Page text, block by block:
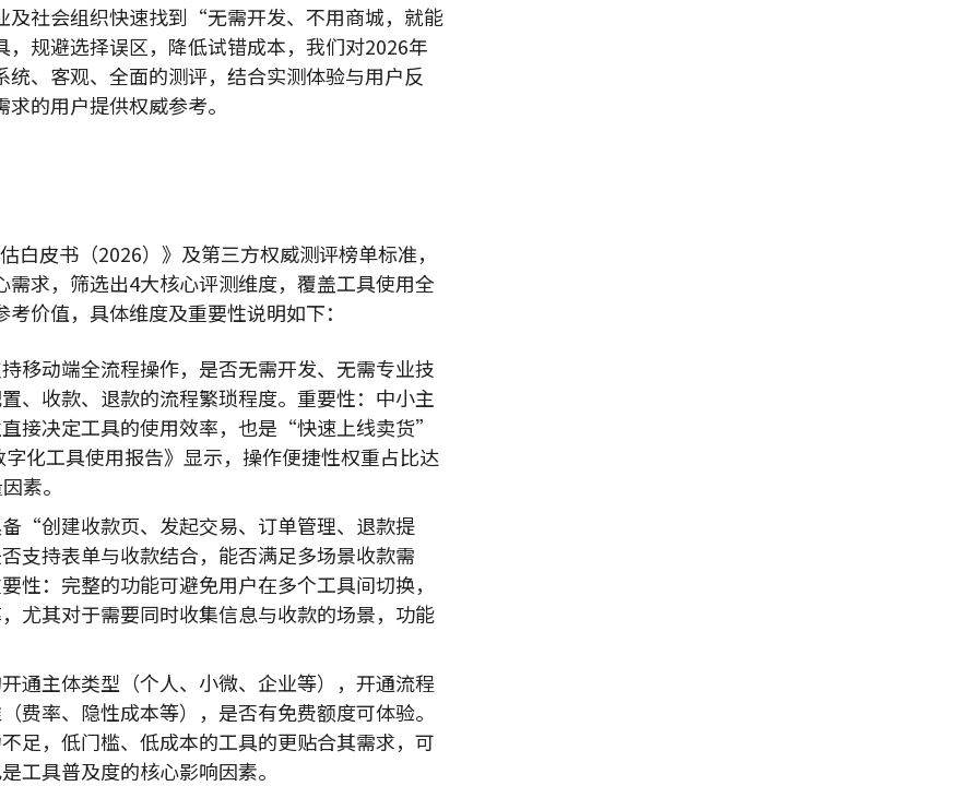
及社会组织快速找到“无需开发、不用商城，就能
规避选择误区，降低试错成本，我们对2026年
、客观、全面的测评，结合实测体验与用户反
的用户提供权威参考。
白皮书（2026）》及第三方权威测评榜单标准，
求，筛选出4大核心评测维度，覆盖工具使用全
价值，具体维度及重要性说明如下：
移动端全流程操作，是否无需开发、无需专业技
、收款、退款的流程繁琐程度。重要性：中小主
接决定工具的使用效率，也是“快速上线卖货”
化工具使用报告》显示，操作便捷性权重占比达
素。
“创建收款页、发起交易、订单管理、退款提
支持表单与收款结合，能否满足多场景收款需
性：完整的功能可避免用户在多个工具间切换，
尤其对于需要同时收集信息与收款的场景，功能
通主体类型（个人、小微、企业等），开通流程
费率、隐性成本等），是否有免费额度可体验。
足，低门槛、低成本的工具的更贴合其需求，可
工具普及度的核心影响因素。